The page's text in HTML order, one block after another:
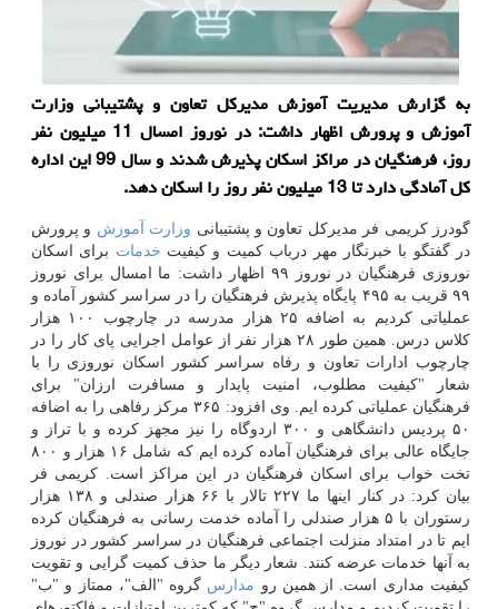
به گزارش مدیریت آموزش مدیركل تعاون و پشتیبانی وزارت
آموزش و پرورش اظهار داشت: در نوروز امسال 11 میلیون نفر
روز، فرهنگیان در مراكز اسكان پذیرش شدند و سال 99 این اداره
كل آمادگی دارد تا 13 میلیون نفر روز را اسكان دهد.
گودرز كریمی فر مدیركل تعاون و پشتیبانی وزارت آموزش و پرورش
در گفتگو با خبرنگار مهر درباب كمیت و كیفیت خدمات برای اسكان
نوروزی فرهنگیان در نوروز ۹۹ اظهار داشت: ما امسال برای نوروز
۹۹ قریب به ۴۹۵ پایگاه پذیرش فرهنگیان را در سراسر كشور آماده و
عملیاتی كردیم به اضافه ۲۵ هزار مدرسه در چارچوب ۱۰۰ هزار
كلاس درس. همین طور ۲۸ هزار نفر از عوامل اجرایی پای كار را در
چارچوب ادارات تعاون و رفاه سراسر كشور اسكان نوروزی را با
شعار "كیفیت مطلوب، امنیت پایدار و مسافرت ارزان" برای
فرهنگیان عملیاتی كرده ایم. وی افزود: ۳۶۵ مركز رفاهی را به اضافه
۵۰ پردیس دانشگاهی و ۳۰۰ اردوگاه را نیز مجهز كرده و با تراز و
جایگاه عالی برای فرهنگیان آماده كرده ایم كه شامل ۱۶ هزار و ۸۰۰
تخت خواب برای اسكان فرهنگیان در این مراكز است. كریمی فر
بیان كرد: در كنار اینها ما ۲۲۷ تالار با ۶۶ هزار صندلی و ۱۳۸ هزار
رستوران با ۵ هزار صندلی را آماده خدمت رسانی به فرهنگیان كرده
ایم تا در امتداد منزلت اجتماعی فرهنگیان در سراسر كشور در نوروز
به آنها خدمات عرضه كنند. شعار دیگر ما حذف كمیت گرایی و تقویت
كیفیت مداری است. از همین رو مدارس گروه "الف"، ممتاز و "ب"